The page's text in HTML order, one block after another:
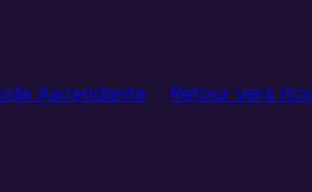
Ascendante Retour vers